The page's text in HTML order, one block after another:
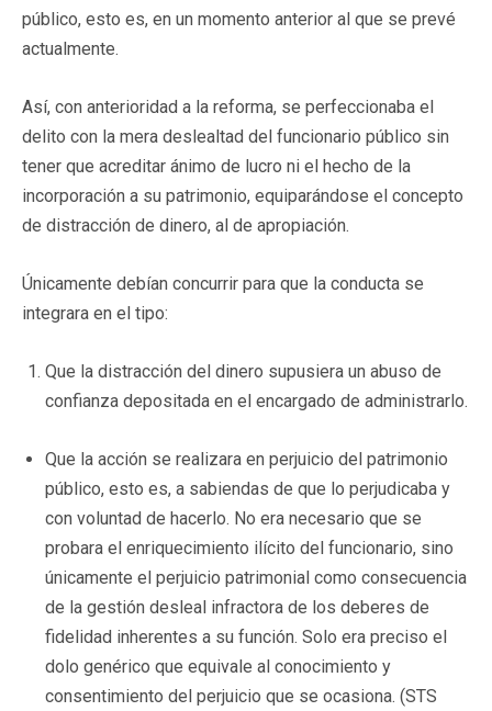
público, esto es, en un momento anterior al que se prevé
actualmente.
Así, con anterioridad a la reforma, se perfeccionaba el
delito con la mera deslealtad del funcionario público sin
tener que acreditar ánimo de lucro ni el hecho de la
incorporación a su patrimonio, equiparándose el concepto
de distracción de dinero, al de apropiación.
Únicamente debían concurrir para que la conducta se
integrara en el tipo:
Que la distracción del dinero supusiera un abuso de
confianza depositada en el encargado de administrarlo.
Que la acción se realizara en perjuicio del patrimonio
público, esto es, a sabiendas de que lo perjudicaba y
con voluntad de hacerlo. No era necesario que se
probara el enriquecimiento ilícito del funcionario, sino
únicamente el perjuicio patrimonial como consecuencia
de la gestión desleal infractora de los deberes de
fidelidad inherentes a su función. Solo era preciso el
dolo genérico que equivale al conocimiento y
consentimiento del perjuicio que se ocasiona. (STS